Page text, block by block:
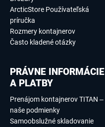
ArcticStore Používateľská
príručka
Rozmery kontajnerov
Často kladené otázky
PRÁVNE INFORMÁCIE
A PLATBY
Prenájom kontajnerov TITAN –
naše podmienky
Samoobslužné skladovanie